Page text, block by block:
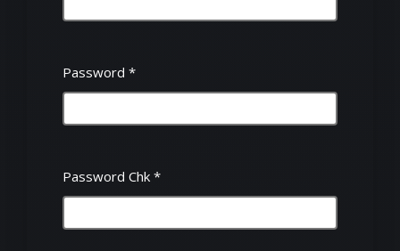
Password *
Password Chk *